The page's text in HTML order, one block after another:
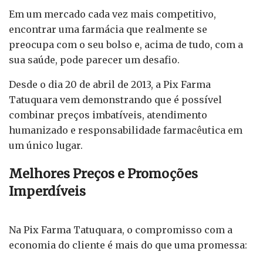
Em um mercado cada vez mais competitivo,
encontrar uma farmácia que realmente se
preocupa com o seu bolso e, acima de tudo, com a
sua saúde, pode parecer um desafio.
Desde o dia 20 de abril de 2013, a Pix Farma
Tatuquara vem demonstrando que é possível
combinar preços imbatíveis, atendimento
humanizado e responsabilidade farmacêutica em
um único lugar.
Melhores Preços e Promoções
Imperdíveis
Na Pix Farma Tatuquara, o compromisso com a
economia do cliente é mais do que uma promessa: